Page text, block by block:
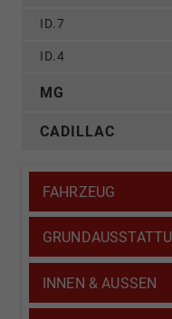
ID.7
ID.4
MG
CADILLAC
FAHRZEUG
INNEN & AUSSEN